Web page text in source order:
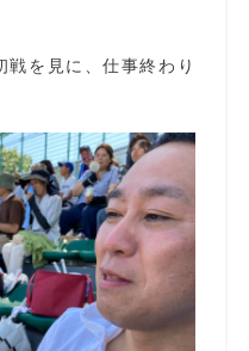
戦を見に、仕事終わり